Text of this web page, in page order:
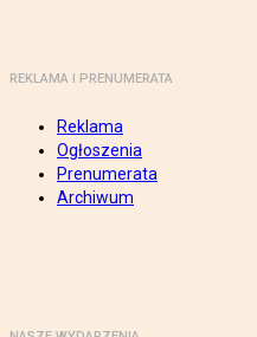
REKLAMA I PRENUMERATA
Reklama
Ogłoszenia
Prenumerata
Archiwum